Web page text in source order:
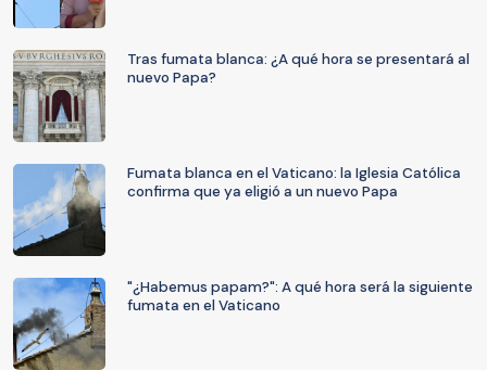
Tras fumata blanca: ¿A qué hora se presentará al
nuevo Papa?
Fumata blanca en el Vaticano: la Iglesia Católica
confirma que ya eligió a un nuevo Papa
"¿Habemus papam?": A qué hora será la siguiente
fumata en el Vaticano